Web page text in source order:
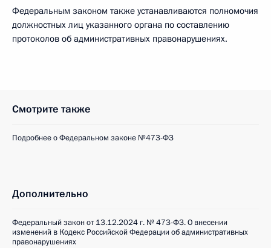
Федеральным законом также устанавливаются полномочия
должностных лиц указанного органа по составлению
протоколов об административных правонарушениях.
Смотрите также
Подробнее о Федеральном законе №473-ФЗ
Дополнительно
Федеральный закон от 13.12.2024 г. № 473-ФЗ. О внесении
изменений в Кодекс Российской Федерации об административных
правонарушениях